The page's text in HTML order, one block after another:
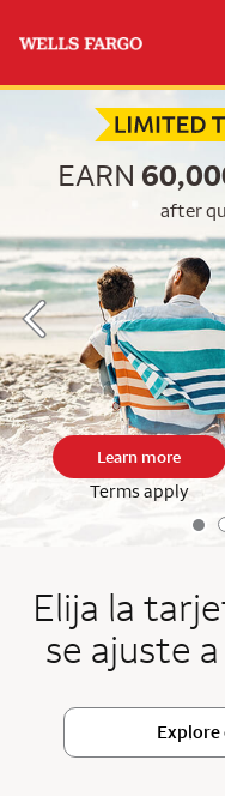
EARN
after
Learn more
Terms apply
Elija la
se ajuste
Explore